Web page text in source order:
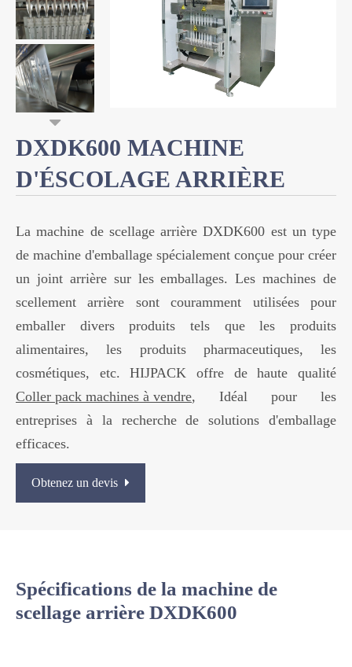
DXDK600 MACHINE
D'ÉSCOLAGE ARRIÈRE
La machine de scellage arrière DXDK600 est un type
de machine d'emballage spécialement conçue pour créer
un joint arrière sur les emballages. Les machines de
scellement arrière sont couramment utilisées pour
emballer divers produits tels que les produits
alimentaires, les produits pharmaceutiques, les
cosmétiques, etc. HIJPACK offre de haute qualité
Coller pack machines à vendre, Idéal pour les
entreprises à la recherche de solutions d'emballage
efficaces.
Obtenez un devis
Spécifications de la machine de
scellage arrière DXDK600